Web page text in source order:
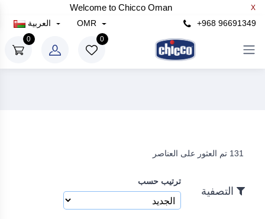
Welcome to Chicco Oman X
+968 96691349
OMR
0
0
×
بحث
131 تم العثور على العناصر
ترتيب حسب